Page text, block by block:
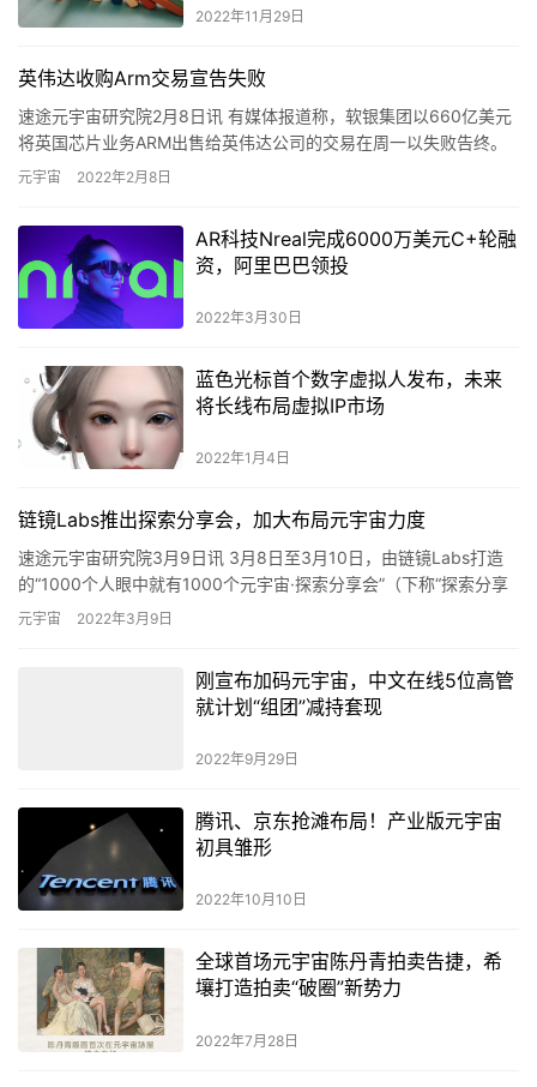
2022年11月29日
英伟达收购Arm交易宣告失败
速途元宇宙研究院2月8日讯 有媒体报道称，软银集团以660亿美元
将英国芯片业务ARM出售给英伟达公司的交易在周一以失败告终。
此前，美国、英国和欧盟监管机构对这笔交易对全球半导体行业…
元宇宙 2022年2月8日
AR科技Nreal完成6000万美元C+轮融
资，阿里巴巴领投
2022年3月30日
蓝色光标首个数字虚拟人发布，未来
将长线布局虚拟IP市场
2022年1月4日
链镜Labs推出探索分享会，加大布局元宇宙力度
速途元宇宙研究院3月9日讯 3月8日至3月10日，由链镜Labs打造
的“1000个人眼中就有1000个元宇宙·探索分享会”（下称“探索分享
会”）推出“虚拟宇宙”专场直播，旨在从“元…
元宇宙 2022年3月9日
刚宣布加码元宇宙，中文在线5位高管
就计划“组团”减持套现
2022年9月29日
腾讯、京东抢滩布局！产业版元宇宙
初具雏形
2022年10月10日
全球首场元宇宙陈丹青拍卖告捷，希
壤打造拍卖“破圈”新势力
2022年7月28日